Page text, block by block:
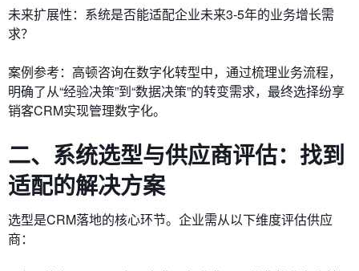
未来扩展性：系统是否能适配企业未来3-5年的业务增长需
求？
案例参考：高顿咨询在数字化转型中，通过梳理业务流程，
明确了从“经验决策”到“数据决策”的转变需求，最终选择纷享
销客CRM实现管理数字化。
二、系统选型与供应商评估：找到
适配的解决方案
选型是CRM落地的核心环节。企业需从以下维度评估供应
商：